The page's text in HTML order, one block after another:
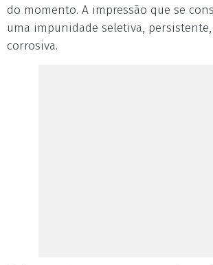
do momento. A impressão que se
uma impunidade seletiva,
corrosiva.